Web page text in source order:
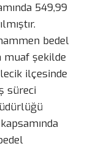
549,99
bedel
muaf şekilde
ilçesinde
süreci